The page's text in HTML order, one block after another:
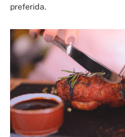
preferida.